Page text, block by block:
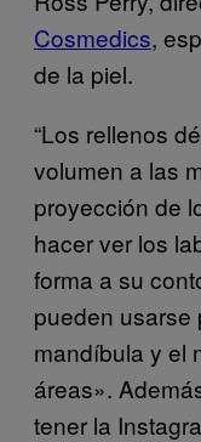
Cosmedics,
de la piel.
“Los rellenos
volumen a las
proyección de
hacer ver los
forma a su
pueden usarse
mandíbula y el
áreas».
tener la